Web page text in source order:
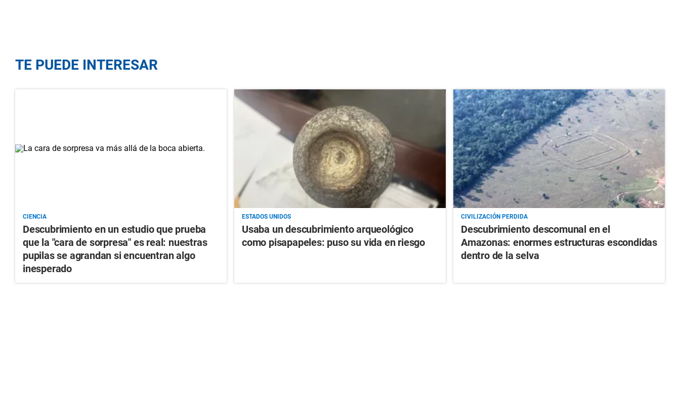
TE PUEDE INTERESAR
CIENCIA
Descubrimiento en un estudio que prueba
que la "cara de sorpresa" es real: nuestras
pupilas se agrandan si encuentran algo
inesperado
ESTADOS UNIDOS
Usaba un descubrimiento arqueológico
como pisapapeles: puso su vida en riesgo
CIVILIZACIÓN PERDIDA
Descubrimiento descomunal en el
Amazonas: enormes estructuras escondidas
dentro de la selva